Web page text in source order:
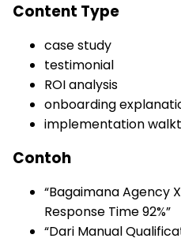
Content Type
case study
testimonial
ROI analysis
onboarding
implementation
Contoh
“Bagaimana Agency
Response Time 92%”
“Dari Manual